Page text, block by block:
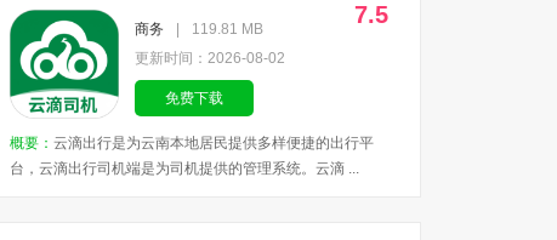
7.5
商务
119.81 MB
更新时间：2026-08-02
免费下载
概要： 云滴出行是为云南本地居民提供多样便捷的出行平
台，云滴出行司机端是为司机提供的管理系统。云滴 ...